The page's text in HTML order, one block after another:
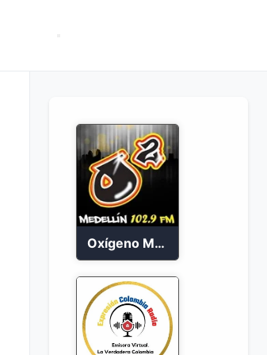
Oxígeno Medellín 90.9 FM en vivo